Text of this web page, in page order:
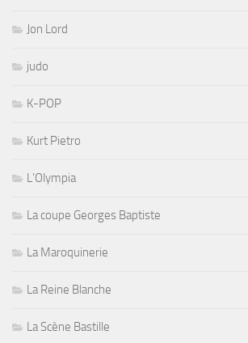
Jon Lord
judo
K-POP
Kurt Pietro
L'Olympia
La coupe Georges Baptiste
La Maroquinerie
La Reine Blanche
La Scène Bastille